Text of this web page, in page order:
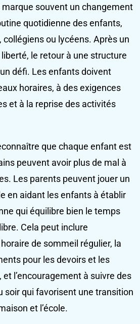
marque souvent un changement
quotidienne des enfants,
collégiens ou lycéens. Après un
le retour à une structure
défi. Les enfants doivent
horaires, à des exigences
et à la reprise des activités
que chaque enfant est
peuvent avoir plus de mal à
Les parents peuvent jouer un
en aidant les enfants à établir
qui équilibre bien le temps
Cela peut inclure
horaire de sommeil régulier, la
pour les devoirs et les
l’encouragement à suivre des
soir qui favorisent une transition
et l’école.